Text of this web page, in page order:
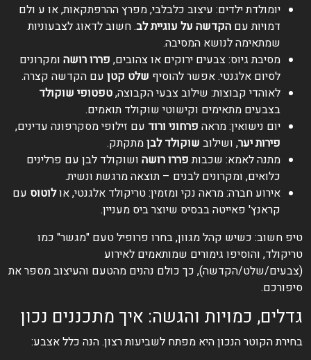
יומולדת ילדים: עיצוב כלבלבי, מפרץ ההרפתקאות, או ע ולם
דמויות עם הקדשה על עוגיית לב. חשוב לדאוג לצבעוניות
שמתאימה לנושא המסיבה.
מסיבת גיוס: צבעים ירוקים או צהובים, פררו רושה ומקרונים
לסיום אלגנטי. אפשר להוסיף שלט קטן עם הקדשה קצרה.
לאוהדי קבוצות: שילוב צבעי הקבוצה,טפטופי שוקולד
בצבעים מתאימים וקישוטי שוקולד תואמים.
יום נישואין: מראה פרחוני ורוד עם זילופי מסקרפונה עדינים,
פירות יער, ושילוב שוקולד לבןמתקתק.
מתנה לאמא: שכבותפררו רושה ושוקולד לבן עם פרלינים
כלואים, ומקרונים לבנים – תוצאה מרגשת ונשית.
אירוע חברה: מראה נקי ומזמין: טריקולד אלגנטי, אולוטוס עם
קראנץ' פאייטה בבסיס שיוצר ביס מעניין.
טיפ חשוב: כשיש קהל מגוון, בחרו פרופיל טעם "מגשר" כמו
טריקולד, והוסיפו גימורים שמותאמים לאירוע
(צבעים/שלט/הקדשה), כך כולם נהנים מהטעם והעיצוב מספר את
סיפורכם.
גדלים, כמויות והגשה: איך מתכננים נכון
בחירת הקוטר הנכון היא מפתח לשביעות רצון. הנה כלל אצבע: